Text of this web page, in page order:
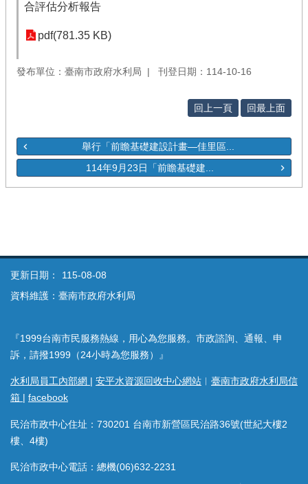
合評估分析報告
pdf(781.35 KB)
發布單位：臺南市政府水利局 刊登日期：114-10-16
回上一頁 回最上面
舉行「前瞻基礎建設計畫—佳里區...
114年9月23日「前瞻基礎建...
更新日期：
115-08-08
資料維護：臺南市政府水利局
『1999台南市民服務熱線，用心為您服務。市政諮詢、通報、申
訴，請撥1999（24小時為您服務）』
水利局員工內部網 | 安平水資源回收中心網站 ︱ 臺南市政府水利局信
箱 | facebook
民治市政中心住址：730201 台南市新營區民治路36號(世紀大樓2
樓、4樓)
民治市政中心電話：總機(06)632-2231